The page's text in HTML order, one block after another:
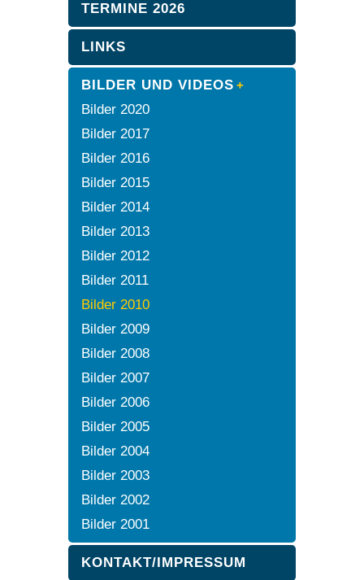
TERMINE 2026
LINKS
BILDER UND VIDEOS
Bilder 2020
Bilder 2017
Bilder 2016
Bilder 2015
Bilder 2014
Bilder 2013
Bilder 2012
Bilder 2011
Bilder 2010
Bilder 2009
Bilder 2008
Bilder 2007
Bilder 2006
Bilder 2005
Bilder 2004
Bilder 2003
Bilder 2002
Bilder 2001
KONTAKT/IMPRESSUM